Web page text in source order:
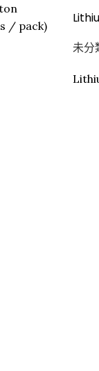
/ pack)
未分